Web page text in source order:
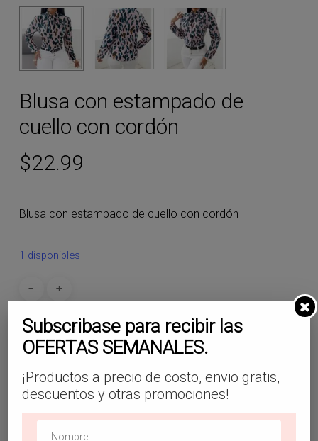
Blusa con estampado de
cuello con cordón
$22.99
Blusa con estampado de cuello con cordón
1 disponibles
Añadir Al Carrito
SKU:BL11
Etiquetas:
#blusacasualshein
Subscribase para recibir las
OFERTAS SEMANALES.
¡Productos a precio de costo, envio gratis,
descuentos y otras promociones!